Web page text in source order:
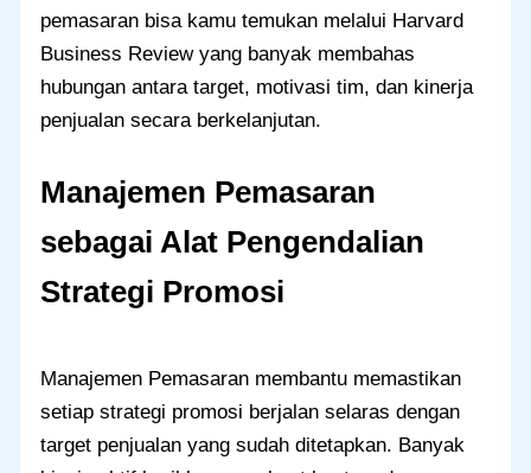
pemasaran bisa kamu temukan melalui Harvard
Business Review yang banyak membahas
hubungan antara target, motivasi tim, dan kinerja
penjualan secara berkelanjutan.
Manajemen Pemasaran
sebagai Alat Pengendalian
Strategi Promosi
Manajemen Pemasaran membantu memastikan
setiap strategi promosi berjalan selaras dengan
target penjualan yang sudah ditetapkan. Banyak